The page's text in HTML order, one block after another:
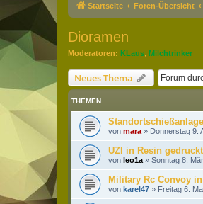
Startseite Foren-Übersicht
Dioramen
Moderatoren: KLaus Milchtrinker
Neues Thema
THEMEN
von mara » Donnerstag 9.
UZI in Resin gedruckt
von leo1a » Sonntag 8.
Military Rc Convoy
von karel47 » Freitag 6.